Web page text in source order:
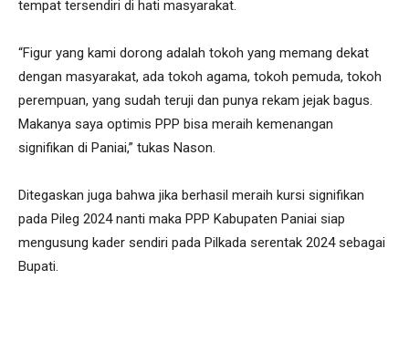
tempat tersendiri di hati masyarakat.
“Figur yang kami dorong adalah tokoh yang memang dekat
dengan masyarakat, ada tokoh agama, tokoh pemuda, tokoh
perempuan, yang sudah teruji dan punya rekam jejak bagus.
Makanya saya optimis PPP bisa meraih kemenangan
signifikan di Paniai,” tukas Nason.
Ditegaskan juga bahwa jika berhasil meraih kursi signifikan
pada Pileg 2024 nanti maka PPP Kabupaten Paniai siap
mengusung kader sendiri pada Pilkada serentak 2024 sebagai
Bupati.